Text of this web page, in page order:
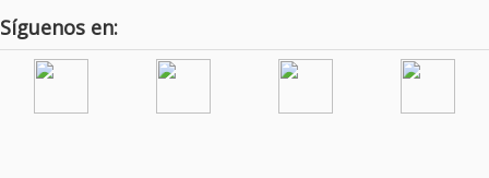
Síguenos en: